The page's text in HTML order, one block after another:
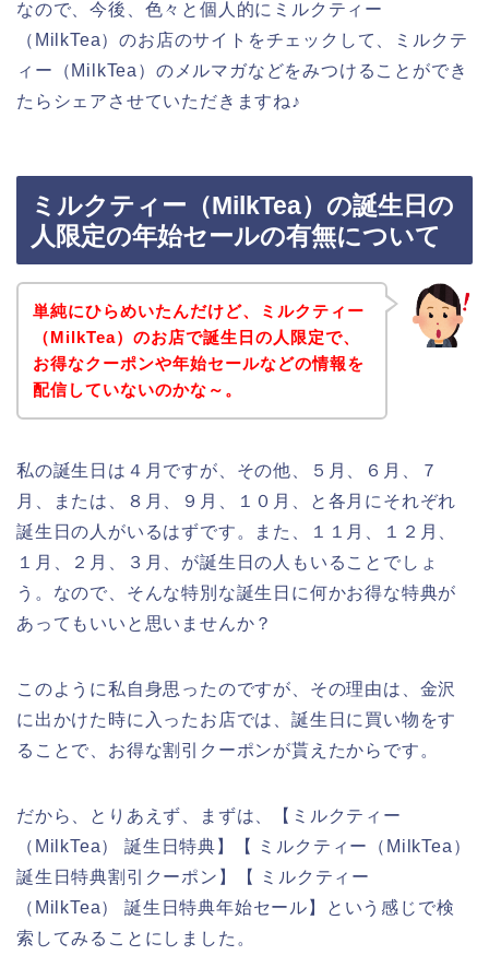
なので、今後、色々と個人的にミルクティー
（MilkTea）のお店のサイトをチェックして、ミルクテ
ィー（MilkTea）のメルマガなどをみつけることができ
たらシェアさせていただきますね♪
ミルクティー（MilkTea）の誕生日の
人限定の年始セールの有無について
単純にひらめいたんだけど、ミルクティー
（MilkTea）のお店で誕生日の人限定で、
お得なクーポンや年始セールなどの情報を
配信していないのかな～。
私の誕生日は４月ですが、その他、５月、６月、７
月、または、８月、９月、１０月、と各月にそれぞれ
誕生日の人がいるはずです。また、１１月、１２月、
１月、２月、３月、が誕生日の人もいることでしょ
う。なので、そんな特別な誕生日に何かお得な特典が
あってもいいと思いませんか？
このように私自身思ったのですが、その理由は、金沢
に出かけた時に入ったお店では、誕生日に買い物をす
ることで、お得な割引クーポンが貰えたからです。
だから、とりあえず、まずは、【ミルクティー
（MilkTea） 誕生日特典】【 ミルクティー（MilkTea）
誕生日特典割引クーポン】【 ミルクティー
（MilkTea） 誕生日特典年始セール】という感じで検
索してみることにしました。